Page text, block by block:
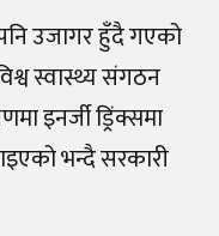
उजागर हुँदै गएको
स्वास्थ्य संगठन
इनर्जी ड्रिंक्समा
भन्दै सरकारी